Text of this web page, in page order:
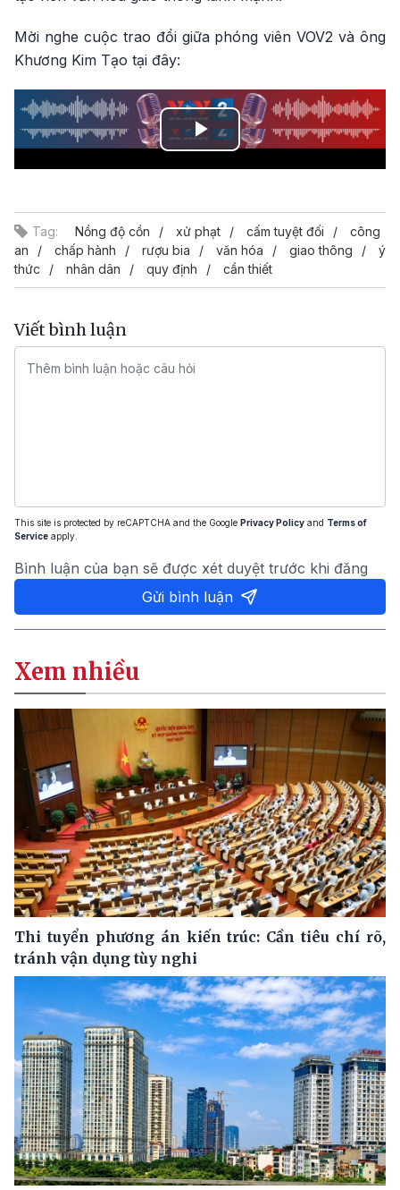
Mời nghe cuộc trao đổi giữa phóng viên VOV2 và ông
Khương Kim Tạo tại đây:
Play
Tag: Nồng độ cồn xử phạt cấm tuyệt đối
công
an
chấp hành rượu bia văn hóa giao thông
ý
thức
nhân dân quy định cần thiết
Viết bình luận
This site is protected by reCAPTCHA and the Google Privacy Policy and Terms of
Service apply.
Bình luận của bạn sẽ được xét duyệt trước khi đăng
Gửi bình luận
Xem nhiều
Thi tuyển phương án kiến trúc: Cần tiêu chí rõ,
tránh vận dụng tùy nghi